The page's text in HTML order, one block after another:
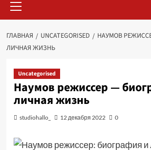
меню
ГЛАВНАЯ UNCATEGORISED
НАУМОВ
ЛИЧНАЯ ЖИЗНЬ
Uncategorised
Наумов режиссер —
личная жизнь
studiohallo_ 12 декабря 2022 0